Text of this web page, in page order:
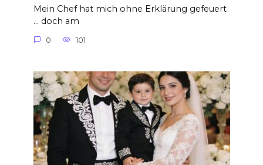
Mein Chef hat mich ohne Erklärung gefeuert
… doch am
0 101